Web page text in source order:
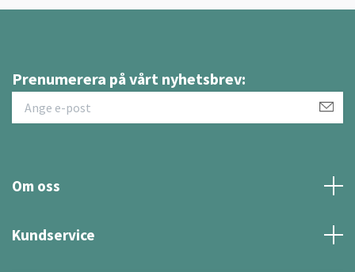
Prenumerera på vårt nyhetsbrev:
Om oss
Kundservice